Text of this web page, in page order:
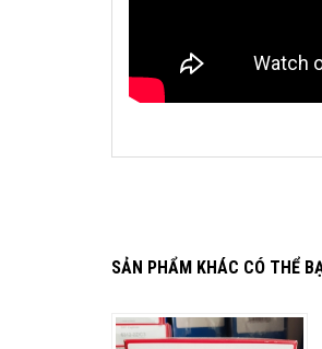
SẢN PHẨM KHÁC CÓ THỂ